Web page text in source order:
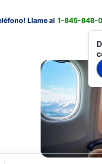
Llame al 1-845-848-